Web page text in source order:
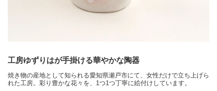
工房ゆずりはが手掛ける華やかな陶器
焼き物の産地として知られる愛知県瀬戸市にて、女性だけで立ち上げら
れた工房。彩り豊かな花々を、1つ1つ丁寧に絵付けしています。